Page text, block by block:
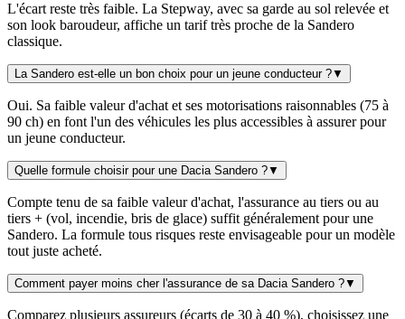
L'écart reste très faible. La Stepway, avec sa garde au sol relevée et
son look baroudeur, affiche un tarif très proche de la Sandero
classique.
La Sandero est-elle un bon choix pour un jeune conducteur ?▼
Oui. Sa faible valeur d'achat et ses motorisations raisonnables (75 à
90 ch) en font l'un des véhicules les plus accessibles à assurer pour
un jeune conducteur.
Quelle formule choisir pour une Dacia Sandero ?▼
Compte tenu de sa faible valeur d'achat, l'assurance au tiers ou au
tiers + (vol, incendie, bris de glace) suffit généralement pour une
Sandero. La formule tous risques reste envisageable pour un modèle
tout juste acheté.
Comment payer moins cher l'assurance de sa Dacia Sandero ?▼
Comparez plusieurs assureurs (écarts de 30 à 40 %), choisissez une